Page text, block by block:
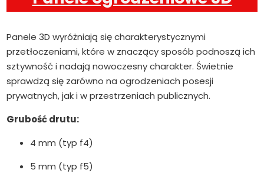
Panele 3D wyróżniają się charakterystycznymi
przetłoczeniami, które w znaczący sposób podnoszą ich
sztywność i nadają nowoczesny charakter. Świetnie
sprawdzą się zarówno na ogrodzeniach posesji
prywatnych, jak i w przestrzeniach publicznych.
Grubość drutu:
4 mm (typ f4)
5 mm (typ f5)